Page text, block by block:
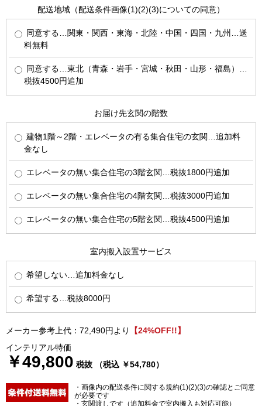
配送地域（配送条件画像(1)(2)(3)についての同意）
同意する…関東・関西・東海・北陸・中国・四国・九州…送
料無料
同意する…東北（青森・岩手・宮城・秋田・山形・福島）…
税抜4500円追加
お届け先玄関の階数
建物1階～2階・エレベータの有る集合住宅の玄関…追加料
金なし
エレベータの無い集合住宅の3階玄関…税抜1800円追加
エレベータの無い集合住宅の4階玄関…税抜3000円追加
エレベータの無い集合住宅の5階玄関…税抜4500円追加
室内搬入設置サービス
希望しない…追加料金なし
希望する…税抜8000円
メーカー参考上代：72,490円より
【24%OFF!!】
インテリアル特価
￥49,800 税抜 （税込 ￥54,780）
・画像内の配送条件に関する規約(1)(2)(3)の確認とご同意
が必要です
・玄関渡しです（追加料金で室内搬入も対応可能）